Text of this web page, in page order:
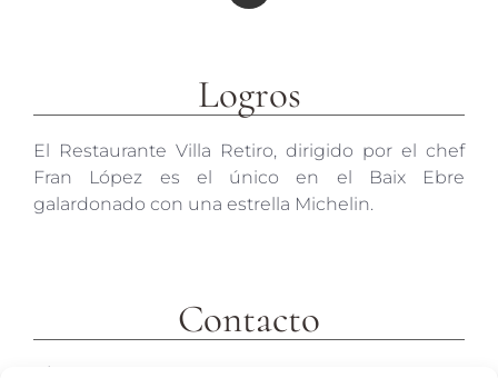
Logros
El Restaurante Villa Retiro, dirigido por el chef
Fran López es el único en el Baix Ebre
galardonado con una estrella Michelin.
Contacto